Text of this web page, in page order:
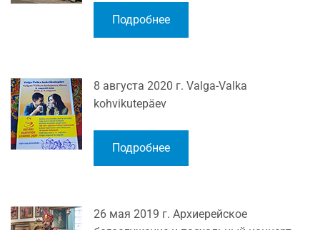
Подробнее
8 августа 2020 г. Valga-Valka
kohvikutepäev
Подробнее
26 мая 2019 г. Архиерейское